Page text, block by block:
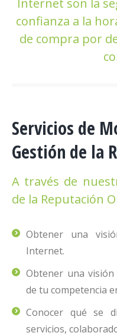
Internet son la
confianza a la
de compra por
Servicios de
Gestión de la
A través de
de la Reputación
Obtener una
Internet.
Obtener una
de tu competencia
Conocer qué se
servicios,